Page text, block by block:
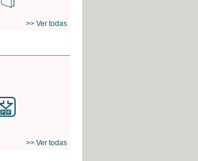
>> Ver todas
>> Ver todas